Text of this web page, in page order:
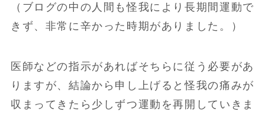
（ブログの中の人間も怪我により長期間運動で
きず、非常に辛かった時期がありました。）
医師などの指示があればそちらに従う必要があ
りますが、結論から申し上げると怪我の痛みが
収まってきたら少しずつ運動を再開していきま